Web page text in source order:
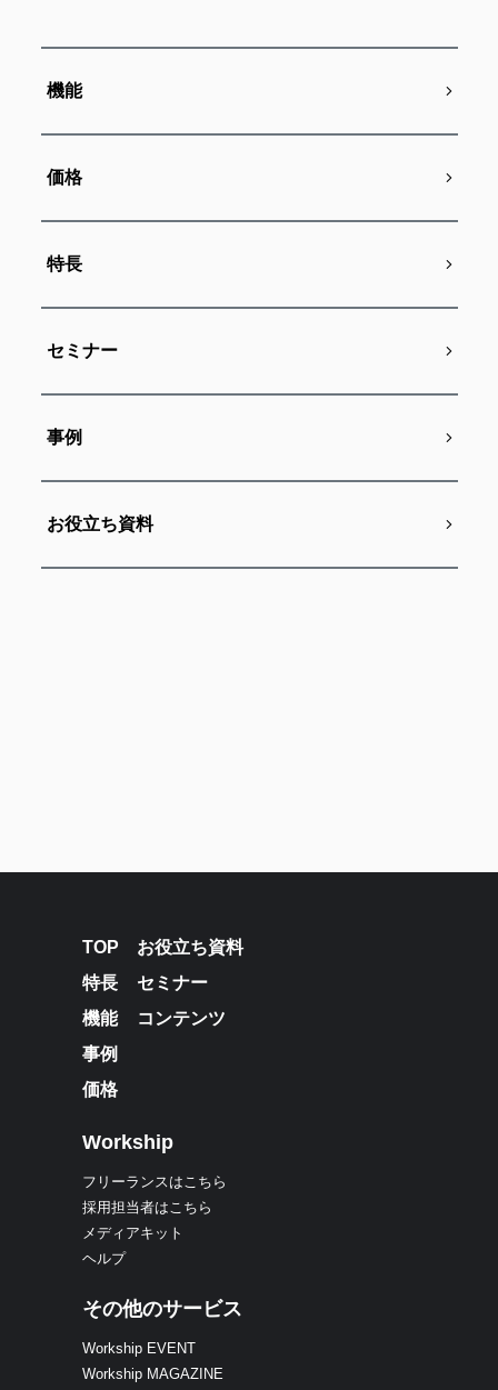
機能
価格
特長
セミナー
事例
お役立ち資料
TOP
特長
機能
事例
価格
お役立ち資料
セミナー
コンテンツ
Workship
フリーランスはこちら
採用担当者はこちら
メディアキット
ヘルプ
その他のサービス
Workship EVENT
Workship MAGAZINE